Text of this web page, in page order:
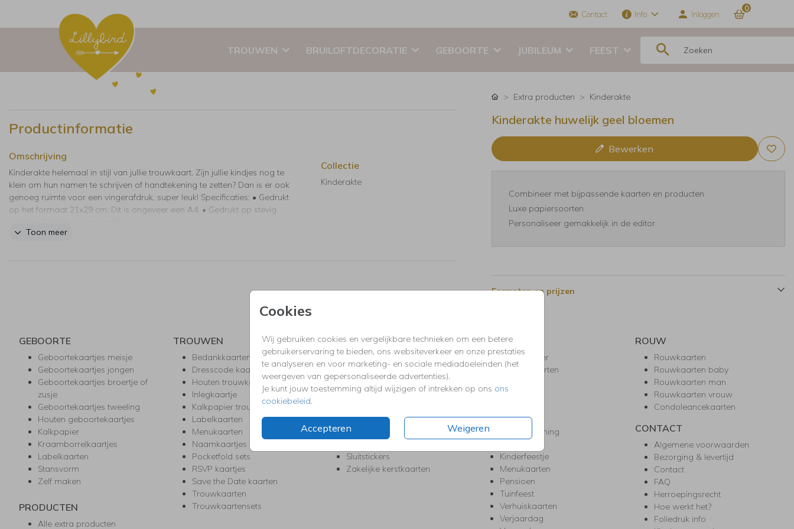
Contact Info Inloggen
0
TROUWEN BRUILOFTDECORATIE GEBOORTE JUBILEUM FEEST
Cookies
Wij gebruiken cookies en vergelijkbare technieken om een betere
gebruikerservaring te bieden, ons websiteverkeer en onze prestaties
te analyseren en voor marketing- en sociale mediadoeleinden (het
weergeven van gepersonaliseerde advertenties).
Je kunt jouw toestemming altijd wijzigen of intrekken op ons ons
cookiebeleid.
Accepteren Weigeren
Productinformatie
Omschrijving
Kinderakte helemaal in stijl van jullie trouwkaart. Zijn jullie kindjes nog te
klein om hun namen te schrijven of handtekening te zetten? Dan is er ook
genoeg ruimte voor een vingerafdruk, super leuk! Specificaties: • Gedrukt
op het formaat 21x29 cm. Dit is ongeveer een A4. • Gedrukt op stevig
Toon meer
Collectie
Kinderakte
Extra producten Kinderakte
Kinderakte huwelijk geel bloemen
Bewerken
Combineer met bijpassende kaarten en producten
Luxe papiersoorten
Personaliseer gemakkelijk in de editor
Formaten en prijzen
GEBOORTE
Geboortekaartjes meisje
Geboortekaartjes jongen
Geboortekaartjes broertje of
zusje
Geboortekaartjes tweeling
Houten geboortekaartjes
Kalkpapier
Kraamborrelkaartjes
Labelkaarten
Stansvorm
Zelf maken
PRODUCTEN
Alle extra producten
TROUWEN
Bedankkaarten
Dresscode kaartjes
Houten trouwkaarten
Inlegkaartje
Kalkpapier trouwkaarten
Labelkaarten
Menukaarten
Naamkaartjes
Pocketfold sets
RSVP kaartjes
Save the Date kaarten
Trouwkaarten
Trouwkaartensets
KERST
Kerstkaarten
Kerstborrel uitnodigingen
Kerstdiner uitnodigingen
Kerstmenukaarten
Kerst-verhuiskaarten
Nieuwjaarskaarten
Sluitstickers
Zakelijke kerstkaarten
FEEST
Babyshower
Bedankkaarten
Doopsel
High Tea
Housewarming
Kinderfeestje
Menukaarten
Pensioen
Tuinfeest
Verhuiskaarten
Verjaardag
ROUW
Rouwkaarten
Rouwkaarten baby
Rouwkaarten man
Rouwkaarten vrouw
Condoleancekaarten
CONTACT
Algemene voorwaarden
Bezorging & levertijd
Contact
FAQ
Herroepingsrecht
Hoe werkt het?
Foliedruk info